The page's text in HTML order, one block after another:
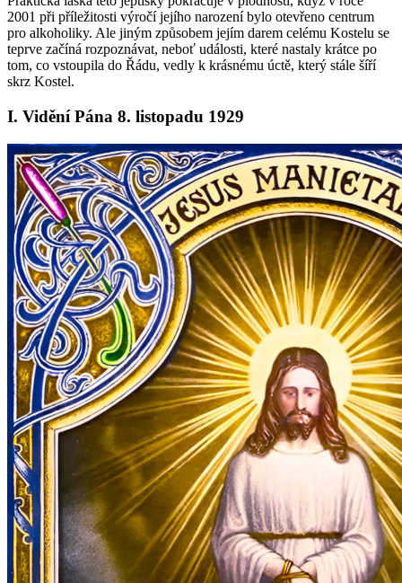
2001 při příležitosti výročí jejího narození bylo otevřeno centrum
pro alkoholiky. Ale jiným způsobem jejím darem celému Kostelu se
teprve začíná rozpoznávat, neboť události, které nastaly krátce po
tom, co vstoupila do Řádu, vedly k krásnému úctě, který stále šíří
skrz Kostel.
I. Vidění Pána 8. listopadu 1929